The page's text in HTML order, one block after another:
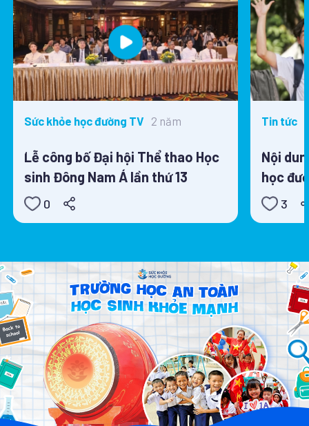
Sức khỏe học đường TV 2 năm
Lễ công bố Đại hội Thể thao Học
sinh Đông Nam Á lần thứ 13
0
Tin tức
Nội
học
3